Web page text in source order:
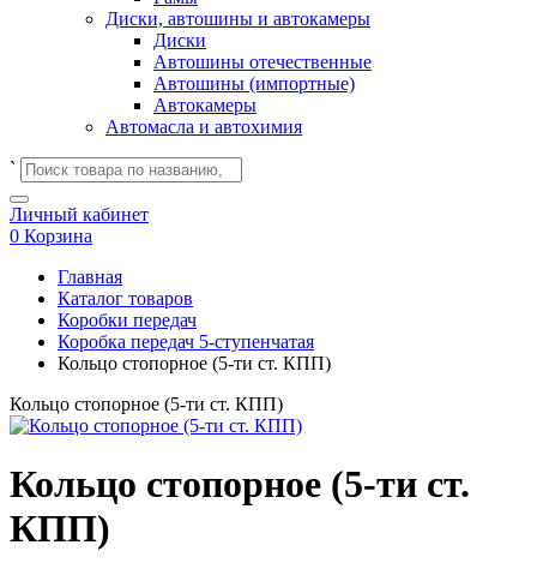
Диски, автошины и автокамеры
Диски
Автошины отечественные
Автошины (импортные)
Автокамеры
Автомасла и автохимия
`
Личный кабинет
0 Корзина
Главная
Каталог товаров
Коробки передач
Коробка передач 5-ступенчатая
Кольцо стопорное (5-ти ст. КПП)
Кольцо стопорное (5-ти ст. КПП)
Кольцо стопорное (5-ти ст.
КПП)